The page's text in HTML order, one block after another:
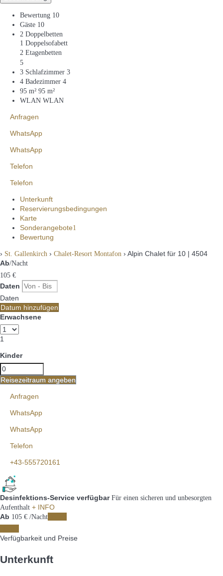
Bewertung 10
Gäste 10
2 Doppelbetten
1 Doppelsofabett
2 Etagenbetten
5
3 Schlafzimmer 3
4 Badezimmer 4
95 m² 95 m²
WLAN WLAN
Anfragen
WhatsApp
WhatsApp
Telefon
Telefon
Unterkunft
Reservierungsbedingungen
Karte
Sonderangebote1
Bewertung
› St. Gallenkirch › Chalet-Resort Montafon › Alpin Chalet für 10 | 4504
Ab/Nacht
105 €
Daten
Daten
Datum hinzufügen
Erwachsene
1
Kinder
Reisezeitraum angeben
Anfragen
WhatsApp
WhatsApp
Telefon
+43-555720161
Desinfektions-Service verfügbar Für einen sicheren und unbesorgten
Aufenthalt + INFO
Ab 105 € /Nacht
Verfügbarkeit und Preise
Unterkunft